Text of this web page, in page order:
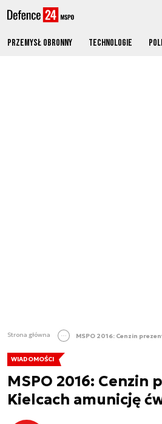
Przemysł obronny Technologie
Strona główna
WIADOMOŚCI
MSPO 2016: Cenzin
Kielcach amunicję